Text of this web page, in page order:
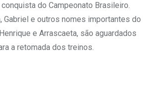
do Campeonato Brasileiro.
Gabriel e outros nomes importantes do
e Arrascaeta, são aguardados
a retomada dos treinos.